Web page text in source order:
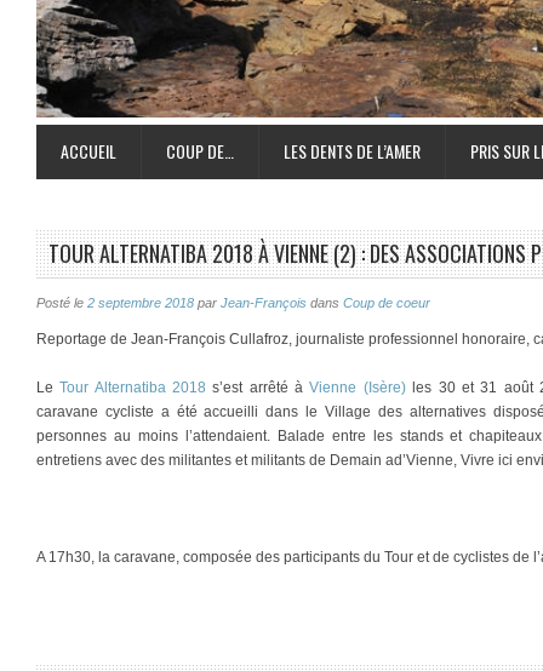
ACCUEIL COUP DE… LES DENTS DE L’AMER PRIS SUR
TOUR ALTERNATIBA 2018 À VIENNE (2) : DES ASSOCIATIONS
Posté le 2 septembre 2018 par Jean-François dans Coup de coeur
Reportage de Jean-François Cullafroz, journaliste professionnel honoraire,
LeTour Alternatiba 2018 s’est arrêté àVienne (Isère)les 30 et 31 août
caravane cycliste a été accueilli dans le Village des alternatives
personnes au moins l’attendaient. Balade entre les stands et
entretiens avec des militantes et militants de Demain ad’Vienne, Vivre ici
A 17h30, la caravane, composée des participants du Tour et de cyclistes de